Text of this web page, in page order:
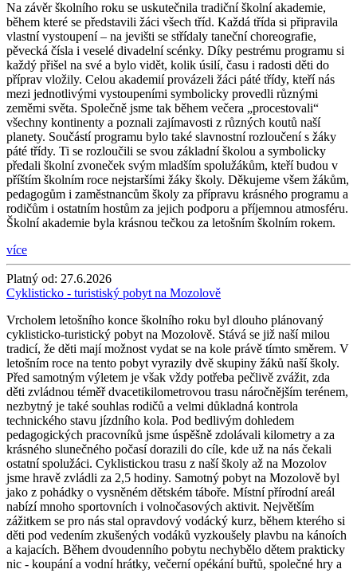
Na závěr školního roku se uskutečnila tradiční školní akademie,
během které se představili žáci všech tříd. Každá třída si připravila
vlastní vystoupení – na jevišti se střídaly taneční choreografie,
pěvecká čísla i veselé divadelní scénky. Díky pestrému programu si
každý přišel na své a bylo vidět, kolik úsilí, času i radosti děti do
příprav vložily. Celou akademií provázeli žáci páté třídy, kteří nás
mezi jednotlivými vystoupeními symbolicky provedli různými
zeměmi světa. Společně jsme tak během večera „procestovali“
všechny kontinenty a poznali zajímavosti z různých koutů naší
planety. Součástí programu bylo také slavnostní rozloučení s žáky
páté třídy. Ti se rozloučili se svou základní školou a symbolicky
předali školní zvoneček svým mladším spolužákům, kteří budou v
příštím školním roce nejstaršími žáky školy. Děkujeme všem žákům,
pedagogům i zaměstnancům školy za přípravu krásného programu a
rodičům i ostatním hostům za jejich podporu a příjemnou atmosféru.
Školní akademie byla krásnou tečkou za letošním školním rokem.
více
Platný od: 27.6.2026
Cyklisticko - turistiský pobyt na Mozolově
Vrcholem letošního konce školního roku byl dlouho plánovaný
cyklisticko-turistický pobyt na Mozolově. Stává se již naší milou
tradicí, že děti mají možnost vydat se na kole právě tímto směrem. V
letošním roce na tento pobyt vyrazily dvě skupiny žáků naší školy.
Před samotným výletem je však vždy potřeba pečlivě zvážit, zda
děti zvládnou téměř dvacetikilometrovou trasu náročnějším terénem,
nezbytný je také souhlas rodičů a velmi důkladná kontrola
technického stavu jízdního kola. Pod bedlivým dohledem
pedagogických pracovníků jsme úspěšně zdolávali kilometry a za
krásného slunečného počasí dorazili do cíle, kde už na nás čekali
ostatní spolužáci. Cyklistickou trasu z naší školy až na Mozolov
jsme hravě zvládli za 2,5 hodiny. Samotný pobyt na Mozolově byl
jako z pohádky o vysněném dětském táboře. Místní přírodní areál
nabízí mnoho sportovních i volnočasových aktivit. Největším
zážitkem se pro nás stal opravdový vodácký kurz, během kterého si
děti pod vedením zkušených vodáků vyzkoušely plavbu na kánoích
a kajacích. Během dvoudenního pobytu nechybělo dětem prakticky
nic - koupání a vodní hrátky, večerní opékání buřtů, společné hry a